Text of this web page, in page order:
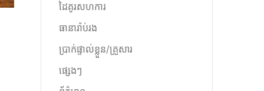
ដៃគូរសហការ
ធានារ៉ាប់រង
ប្រាក់ផ្ទាល់ខ្លួន/គ្រួសារ
ផ្សេងៗ